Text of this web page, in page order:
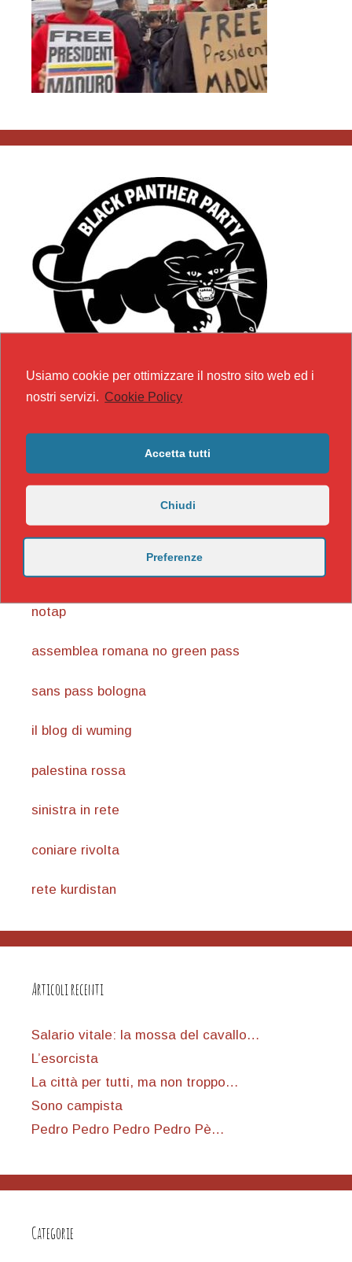
https://nicomaccentelli.substack.com/
notav
notap
assemblea romana no green pass
sans pass bologna
il blog di wuming
palestina rossa
sinistra in rete
coniare rivolta
rete kurdistan
Articoli recenti
Salario vitale: la mossa del cavallo…
L’esorcista
La città per tutti, ma non troppo…
Sono campista
Pedro Pedro Pedro Pedro Pè…
Categorie
Usiamo cookie per ottimizzare il nostro sito web ed i
nostri servizi. Cookie Policy
Accetta tutti
Chiudi
Preferenze